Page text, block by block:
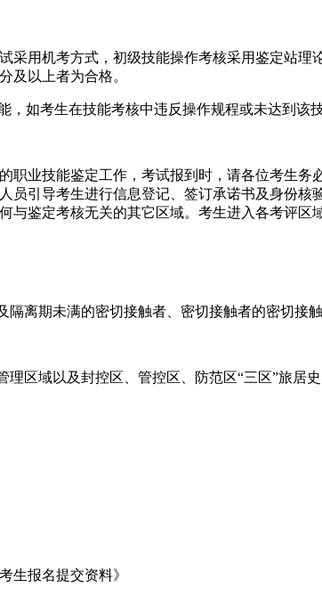
采用机考方式，初级技能操作考核采用鉴定站
及以上者为合格。
如考生在技能考核中违反操作规程或未达到该
职业技能鉴定工作，考试报到时，请各位考生
员引导考生进行信息登记、签订承诺书及身份
与鉴定考核无关的其它区域。考生进入各考评区
离期未满的密切接触者、密切接触者的密切接触
区域以及封控区、管控区、防范区“三区”旅居史
生报名提交资料》